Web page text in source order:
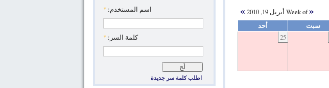
‏اسم المستخدم: ‏ *
‏كلمة السر: ‏ *
اطلب كلمة سر جديدة
«Week of أبريل 19, 2010 »
سبت
أحد
25